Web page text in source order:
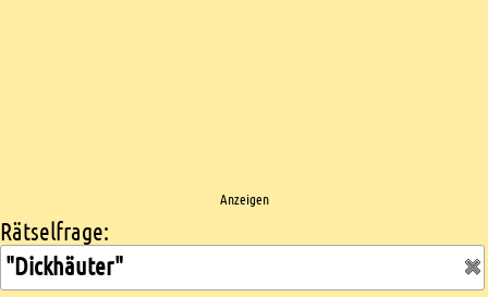
Anzeigen
Kreuzworträtsel suchen
Rätselfrage: